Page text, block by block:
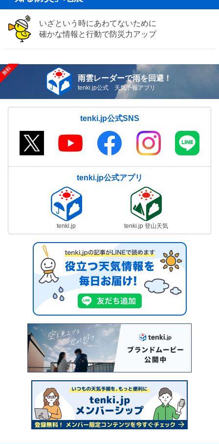
いざという時にあわてないために
確かな情報と行動で防災力アップ
雨雲レーダーで雨を回避！
tenki.jp公式 天気予報アプリ
tenki.jp公式SNS
tenki.jp公式アプリ
tenki.jp tenki.jp 登山天気